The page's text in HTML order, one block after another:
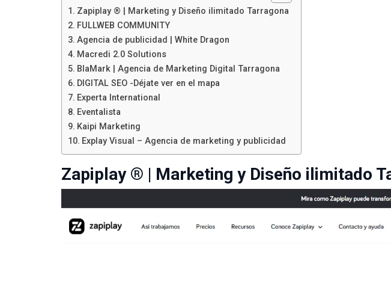
Zapiplay ® | Marketing y Diseño ilimitado Tarragona
FULLWEB COMMUNITY
Agencia de publicidad | White Dragon
Macredi 2.0 Solutions
BlaMark | Agencia de Marketing Digital Tarragona
DIGITAL SEO -Déjate ver en el mapa
Experta International
Eventalista
Kaipi Marketing
Explay Visual – Agencia de marketing y publicidad
Zapiplay ® | Marketing y Diseño ilimitado